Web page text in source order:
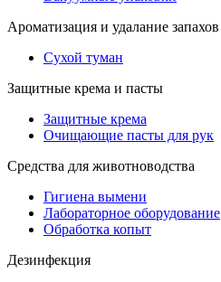
Ароматизация и удалание запахов
Сухой туман
Защитные крема и пасты
Защитные крема
Очищающие пасты для рук
Средства для животноводства
Гигиена вымени
Лабораторное оборудование
Обработка копыт
Дезинфекция